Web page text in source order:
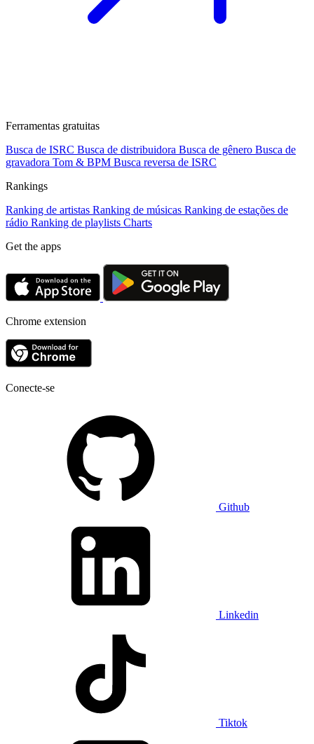
Ferramentas gratuitas
Busca de ISRC Busca de distribuidora Busca de gênero Busca de
gravadora Tom & BPM Busca reversa de ISRC
Rankings
Ranking de artistas Ranking de músicas Ranking de estações de
rádio Ranking de playlists Charts
Get the apps
Chrome extension
Conecte-se
Github
Linkedin
Tiktok